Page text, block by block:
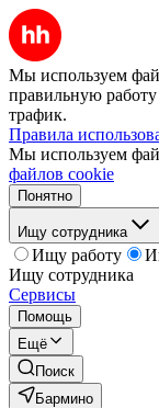
Мы используем
правильную работу
трафик.
Правила
Мы используем
файлов cookie
Понятно
Ищу сотрудника
Ищу работу
Ищу сотрудника
Сервисы
Помощь
Ещё
Поиск
Бармино